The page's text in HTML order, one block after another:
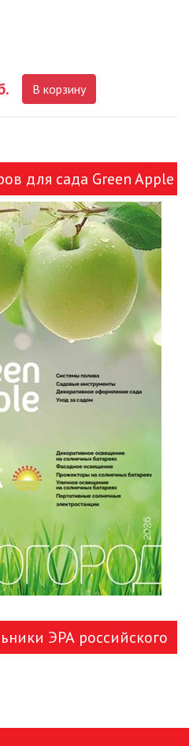
ЛЕНТЫ)
ЛИНЕЙНЫЕ СВЕТОДИОДНЫЕ
ЛЮСТРЫ
МОДУЛЬНЫЕ СИСТЕМЫ
ОСВЕЩЕНИЯ (LED МОДУЛИ)
НАСТОЛЬНЫЕ СВЕТИЛЬНИКИ
НИЗКОВОЛЬТНОЕ
ОБОРУДОВАНИЕ
НОВОГОДНЕЕ ОСВЕЩЕНИЕ
ОТВЕРТКИ
ПОДВЕСНЫЕ ЛОФТ
СВЕТИЛЬНИКИ
ПОРТАТИВНЫЕ СОЛНЕЧНЫЕ
ЭЛЕКТРОСТАНЦИИ
ЛАМПЫ
ФИЛЬТРЫ, СИЛОВЫЕ
В корзину
для сада Green Apple
ЭРА российского